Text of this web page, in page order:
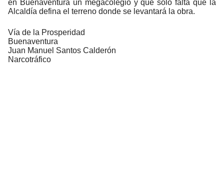
en Buenaventura un megacolegio y que solo falta que la
Alcaldía defina el terreno donde se levantará la obra.
Vía de la Prosperidad
Buenaventura
Juan Manuel Santos Calderón
Narcotráfico